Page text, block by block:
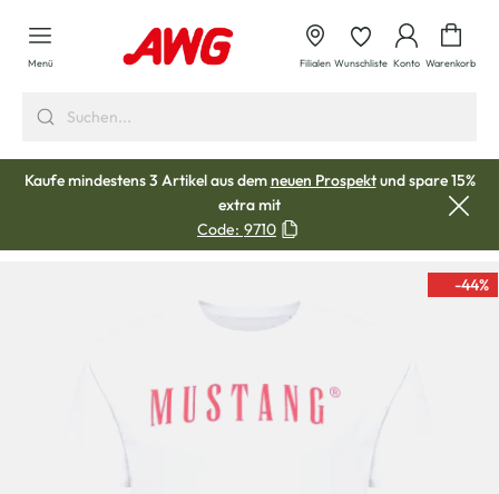
springen
Menü Filialen Wunschliste Konto Warenkorb
Kaufe mindestens 3 Artikel aus demneuen Prospektund spare 15%
extra mit
Code: 9710
-44%